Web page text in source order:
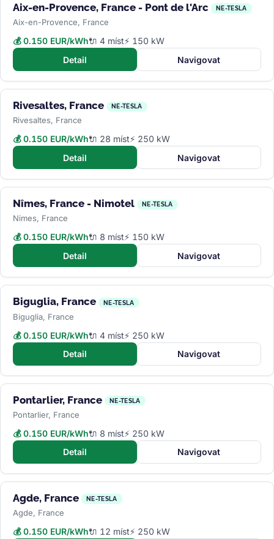
Aix-en-Provence, France - Pont de l'Arc NE-TESLA
Aix-en-Provence, France
💰 0.150 EUR/kWh🔌 4 míst⚡ 150 kW
Detail
Navigovat
Rivesaltes, France NE-TESLA
Rivesaltes, France
💰 0.150 EUR/kWh🔌 28 míst⚡ 250 kW
Detail
Navigovat
Nîmes, France - Nimotel NE-TESLA
Nimes, France
💰 0.150 EUR/kWh🔌 8 míst⚡ 150 kW
Detail
Navigovat
Biguglia, France NE-TESLA
Biguglia, France
💰 0.150 EUR/kWh🔌 4 míst⚡ 250 kW
Detail
Navigovat
Pontarlier, France NE-TESLA
Pontarlier, France
💰 0.150 EUR/kWh🔌 8 míst⚡ 250 kW
Detail
Navigovat
Agde, France NE-TESLA
Agde, France
💰 0.150 EUR/kWh🔌 12 míst⚡ 250 kW